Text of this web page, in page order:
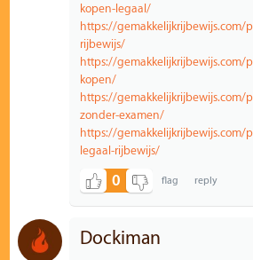
kopen-legaal/
https://gemakkelijkrijbewijs.com/
rijbewijs/
https://gemakkelijkrijbewijs.com/
kopen/
https://gemakkelijkrijbewijs.com/
zonder-examen/
https://gemakkelijkrijbewijs.com/
legaal-rijbewijs/
0
Dockiman